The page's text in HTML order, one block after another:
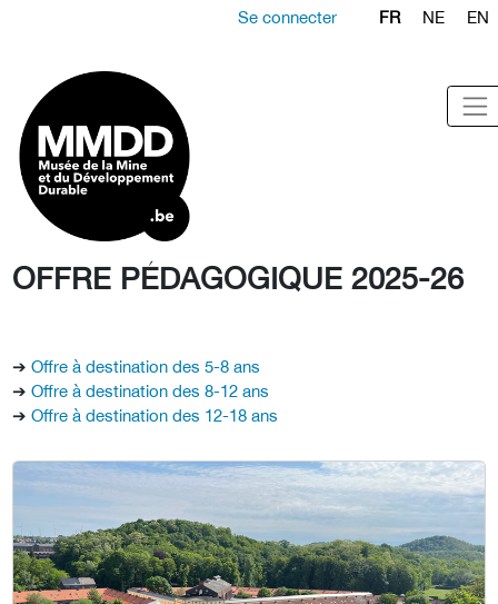
Se connecter FR NE EN
OFFRE PÉDAGOGIQUE 2025-26
➔ Offre à destination des 5-8 ans
➔ Offre à destination des 8-12 ans
➔ Offre à destination des 12-18 ans